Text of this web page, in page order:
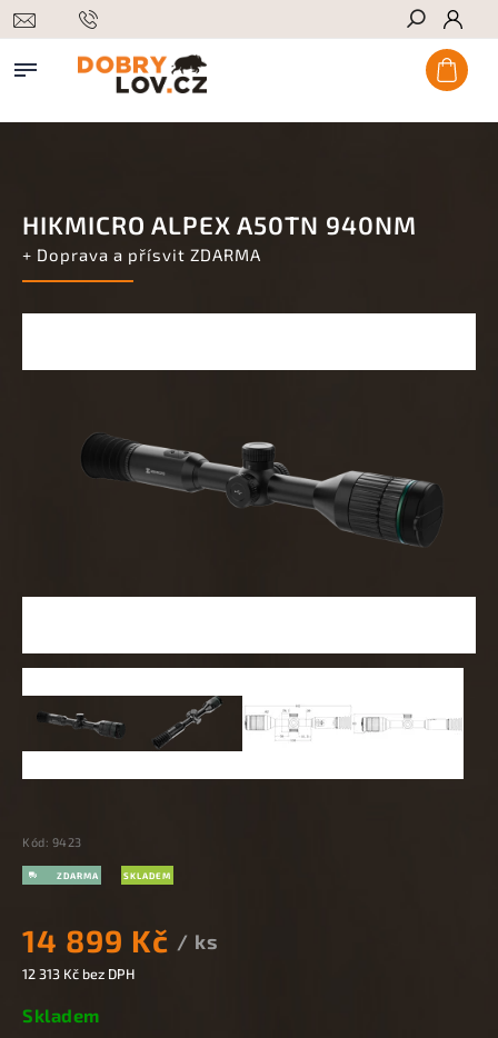
Hledat
HIKMICRO ALPEX A50TN 940NM
+ Doprava a přísvit ZDARMA
Kód: 9423
SKLADEM
14 899 Kč / ks
12 313 Kč bez DPH
Skladem